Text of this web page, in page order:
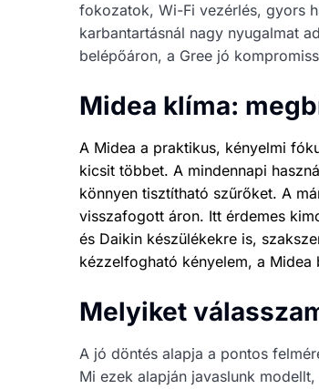
fokozatok, Wi-Fi vezérlés, gyors
karbantartásnál nagy nyugalmat
belépőáron, a Gree jó
Midea klíma:
A Midea a praktikus, kényelmi
kicsit többet. A mindennapi
könnyen tisztítható szűrőket. A
visszafogott áron. Itt érdemes
és Daikin készülékekre is,
kézzelfogható kényelem, a Midea
Melyiket
A jó döntés alapja a pontos
Mi ezek alapján javaslunk